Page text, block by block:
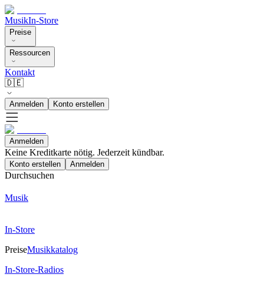
MusikIn-Store
Preise
Ressourcen
Kontakt
🇩🇪
Anmelden Konto erstellen
Anmelden
Keine Kreditkarte nötig. Jederzeit kündbar.
Konto erstellen Anmelden
Durchsuchen
Musik
In-Store
PreiseMusikkatalog
In-Store-Radios